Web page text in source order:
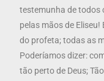
testemunha de todos
pelas mãos de
do profeta; todas as
Poderíamos dizer:
tão perto de Deus;